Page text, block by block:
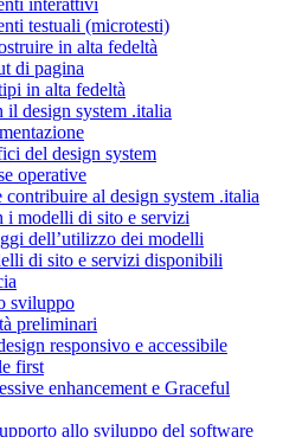
testuali (microtesti)
in alta fedeltà
di pagina
in alta fedeltà
il design system .italia
del design system
operative
contribuire al design system .italia
i modelli di sito e servizi
dell’utilizzo dei modelli
di sito e servizi disponibili
sviluppo
preliminari
responsivo e accessibile
first
enhancement e Graceful
allo sviluppo del software